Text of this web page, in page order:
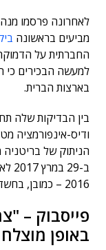
לאחרונה פרסמו
מביעים בראשונה
החברתית על
למעשה הבכירים כי
בארצות הברית.
בין הבדיקות שלה
הניתוק של
ב-
2016 – כמובן, בחשד להתערבות רוסית נוספת שטרם נחשפה.
פייסבוק –
באופן